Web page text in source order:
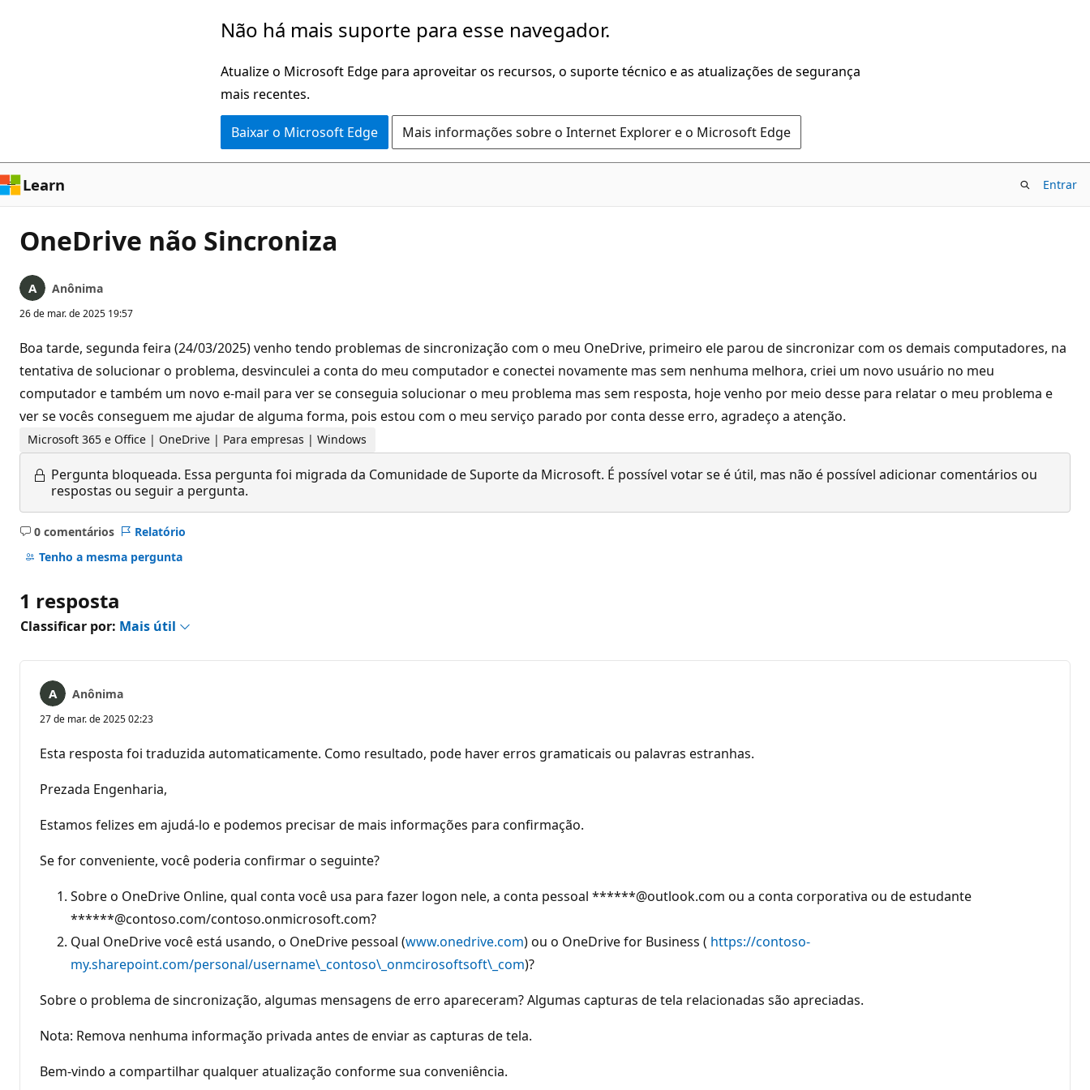
Não há mais suporte para esse navegador.
Atualize o Microsoft Edge para aproveitar os recursos, o suporte técnico e as atualizações de segurança
mais recentes.
Baixar o Microsoft Edge Mais informações sobre o Internet Explorer e o Microsoft Edge
Learn Entrar
OneDrive não Sincroniza
Anônima
26 de mar. de 2025 19:57
Boa tarde, segunda feira (24/03/2025) venho tendo problemas de sincronização com o meu OneDrive, primeiro ele parou de sincronizar com os demais computadores, na
tentativa de solucionar o problema, desvinculei a conta do meu computador e conectei novamente mas sem nenhuma melhora, criei um novo usuário no meu
computador e também um novo e-mail para ver se conseguia solucionar o meu problema mas sem resposta, hoje venho por meio desse para relatar o meu problema e
ver se vocês conseguem me ajudar de alguma forma, pois estou com o meu serviço parado por conta desse erro, agradeço a atenção.
Microsoft 365 e Office | OneDrive | Para empresas | Windows
Pergunta bloqueada. Essa pergunta foi migrada da Comunidade de Suporte da Microsoft. É possível votar se é útil, mas não é possível adicionar comentários ou
respostas ou seguir a pergunta.
0 comentários
Sem
comentários
Relatório
Tenho a mesma pergunta
1 resposta
Classificar por: Mais útil
Anônima
27 de mar. de 2025 02:23
Esta resposta foi traduzida automaticamente. Como resultado, pode haver erros gramaticais ou palavras estranhas.
Prezada Engenharia,
Estamos felizes em ajudá-lo e podemos precisar de mais informações para confirmação.
Se for conveniente, você poderia confirmar o seguinte?
Sobre o OneDrive Online, qual conta você usa para fazer logon nele, a conta pessoal ******@outlook.com ou a conta corporativa ou de estudante
******@contoso.com/contoso.onmicrosoft.com?
Qual OneDrive você está usando, o OneDrive pessoal (www.onedrive.com) ou o OneDrive for Business ( https://contoso-
my.sharepoint.com/personal/username\_contoso\_onmcirosoftsoft\_com)?
Sobre o problema de sincronização, algumas mensagens de erro apareceram? Algumas capturas de tela relacionadas são apreciadas.
Nota: Remova nenhuma informação privada antes de enviar as capturas de tela.
Bem-vindo a compartilhar qualquer atualização conforme sua conveniência.